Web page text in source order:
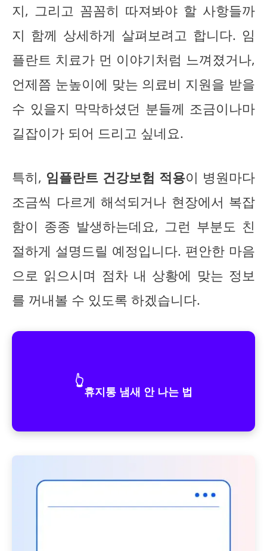
지, 그리고 꼼꼼히 따져봐야 할 사항들까
지 함께 상세하게 살펴보려고 합니다. 임
플란트 치료가 먼 이야기처럼 느껴졌거나,
언제쯤 눈높이에 맞는 의료비 지원을 받을
수 있을지 막막하셨던 분들께 조금이나마
길잡이가 되어 드리고 싶네요.
특히, 임플란트 건강보험 적용이 병원마다
조금씩 다르게 해석되거나 현장에서 복잡
함이 종종 발생하는데요, 그런 부분도 친
절하게 설명드릴 예정입니다. 편안한 마음
으로 읽으시며 점차 내 상황에 맞는 정보
를 꺼내볼 수 있도록 하겠습니다.
👆
휴지통 냄새 안 나는 법